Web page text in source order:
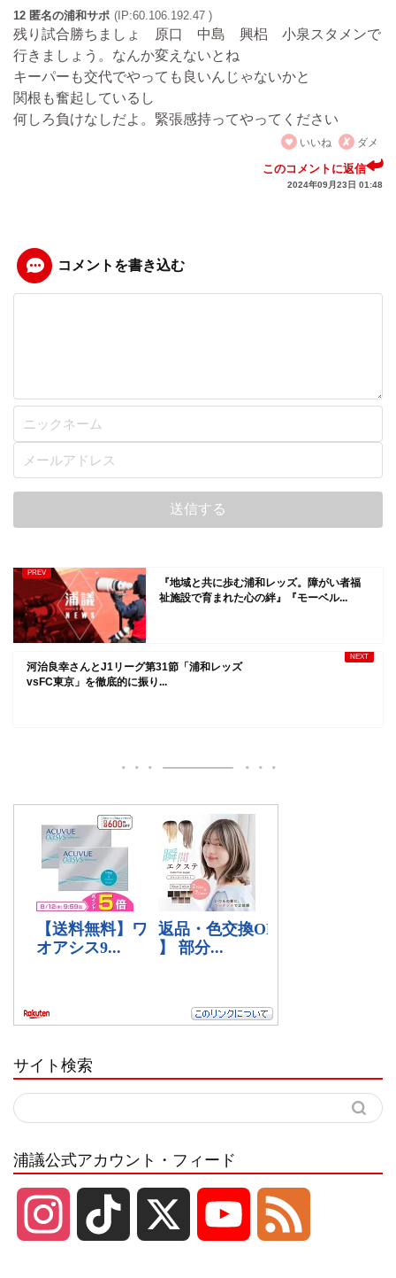
12 匿名の浦和サポ (IP:60.106.192.47 )
残り試合勝ちましょ 原口 中島 興梠 小泉スタメンで
行きましょう。なんか変えないとね
キーパーも交代でやっても良いんじゃないかと
関根も奮起しているし
何しろ負けなしだよ。緊張感持ってやってください
いいね
ダメ
このコメントに返信
2024年09月23日 01:48
コメントを書き込む
『地域と共に歩む浦和レッズ。障がい者福
祉施設で育まれた心の絆』『モーベル...
河治良幸さんとJ1リーグ第31節「浦和レッズ
vsFC東京」を徹底的に振り...
サイト検索
浦議公式アカウント・フィード